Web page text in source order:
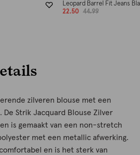
Leopard Barrel Fit Jeans
22.50
44.99
zilveren blouse met een
Strik Jacquard Blouse Zilver
is gemaakt van een non-stretch
met een metallic afwerking.
en is het sterk van